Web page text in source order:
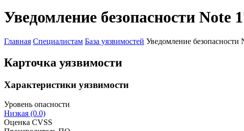
Уведомление безопасности Note
Главная Специалистам База уязвимостей Уведомление безопасности
Карточка уязвимости
Характеристики уязвимости
Уровень опасности
Низкая (0.0)
Оценка CVSS